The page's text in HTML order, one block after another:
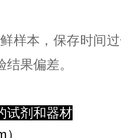
样本，保存时间
果偏差。
试剂和器材